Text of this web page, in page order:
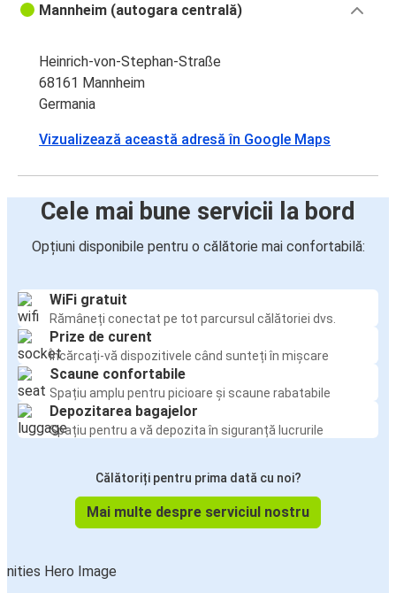
Mannheim (autogara centrală)
Heinrich-von-Stephan-Straße
68161 Mannheim
Germania
Vizualizează această adresă în Google Maps
Cele mai bune servicii la bord
Opțiuni disponibile pentru o călătorie mai confortabilă:
WiFi gratuit
Rămâneți conectat pe tot parcursul călătoriei dvs.
Prize de curent
Încărcați-vă dispozitivele când sunteți în mișcare
Scaune confortabile
Spațiu amplu pentru picioare și scaune rabatabile
Depozitarea bagajelor
Spațiu pentru a vă depozita în siguranță lucrurile
Călătoriți pentru prima dată cu noi?
Mai multe despre serviciul nostru